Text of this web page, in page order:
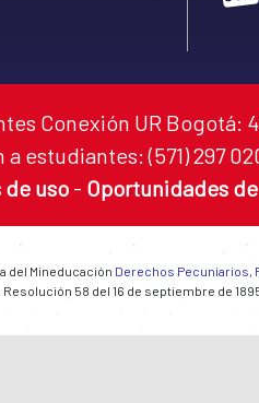
Conexión UR Bogotá:
estudiantes: (571) 297
de uso - Oportunidades
del Mineducación Derechos Pecuniarios,
58 del 16 de septiembre de